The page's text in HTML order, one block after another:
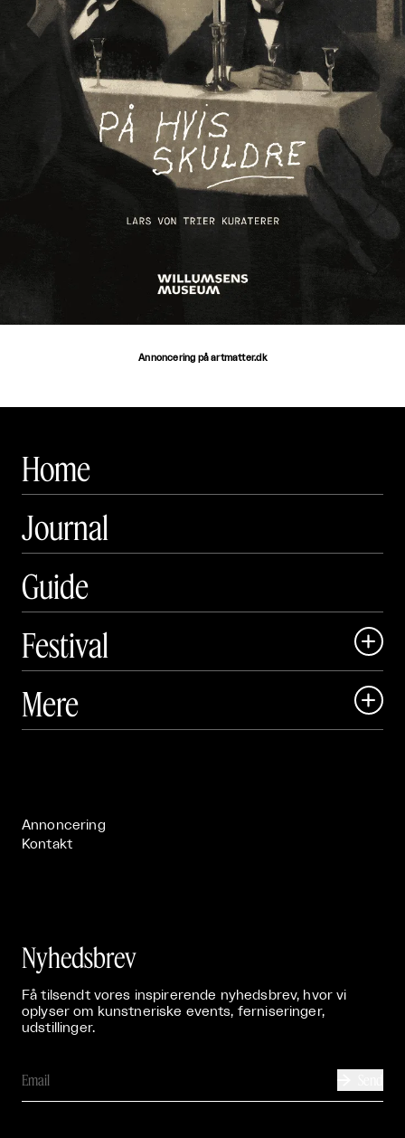
Annoncering på artmatter.dk
Home
Journal
Guide
Festival

 Art Matter Festival
Mere 
Annoncering
Kontakt
Nyhedsbrev
Få tilsendt vores inspirerende nyhedsbrev, hvor vi
oplyser om kunstneriske events, ferniseringer,
udstillinger.